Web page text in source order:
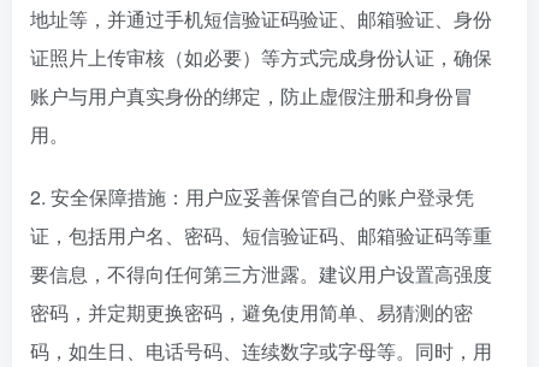
地址等，并通过手机短信验证码验证、邮箱验证、身份
证照片上传审核（如必要）等方式完成身份认证，确保
账户与用户真实身份的绑定，防止虚假注册和身份冒
用。
2. 安全保障措施：用户应妥善保管自己的账户登录凭
证，包括用户名、密码、短信验证码、邮箱验证码等重
要信息，不得向任何第三方泄露。建议用户设置高强度
密码，并定期更换密码，避免使用简单、易猜测的密
码，如生日、电话号码、连续数字或字母等。同时，用